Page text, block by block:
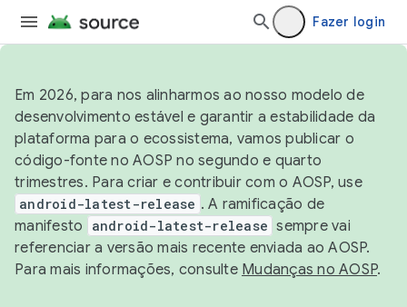
Fazer login
Em 2026, para nos alinharmos ao nosso modelo de
desenvolvimento estável e garantir a estabilidade da
plataforma para o ecossistema, vamos publicar o
código-fonte no AOSP no segundo e quarto
trimestres. Para criar e contribuir com o AOSP, use
android-latest-release . A ramificação de
manifesto
android-latest-release sempre vai
referenciar a versão mais recente enviada ao AOSP.
Para mais informações, consulte Mudanças no AOSP.